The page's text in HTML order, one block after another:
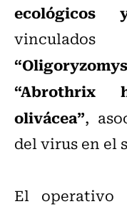
ecológicos
“Abrothrix
olivácea”,
del virus en el
El operativo